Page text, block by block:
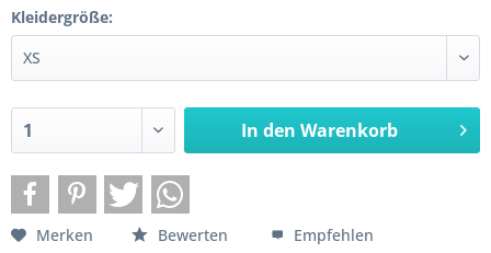
Kleidergröße:
In den Warenkorb
Merken Bewerten Empfehlen